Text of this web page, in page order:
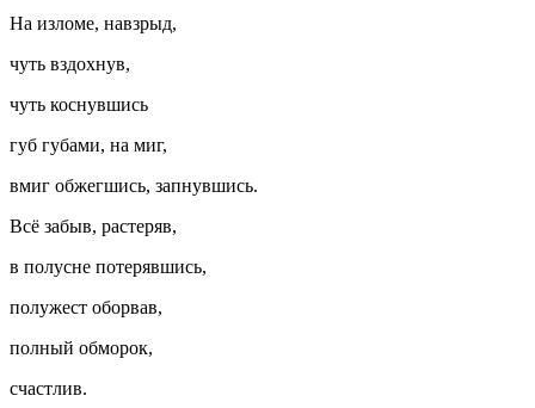
На изломе, навзрыд,
чуть вздохнув,
чуть коснувшись
губ губами, на миг,
вмиг обжегшись, запнувшись.
Всё забыв, растеряв,
в полусне потерявшись,
полужест оборвав,
полный обморок,
счастлив.